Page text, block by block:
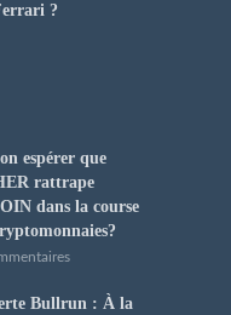
?
espérer que
rattrape
dans la course
Bullrun : À la